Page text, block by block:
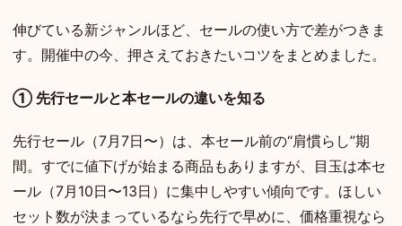
伸びている新ジャンルほど、セールの使い方で差がつきま
す。開催中の今、押さえておきたいコツをまとめました。
① 先行セールと本セールの違いを知る
先行セール（7月7日〜）は、本セール前の“肩慣らし”期
間。すでに値下げが始まる商品もありますが、目玉は本セ
ール（7月10日〜13日）に集中しやすい傾向です。ほしい
セット数が決まっているなら先行で早めに、価格重視なら